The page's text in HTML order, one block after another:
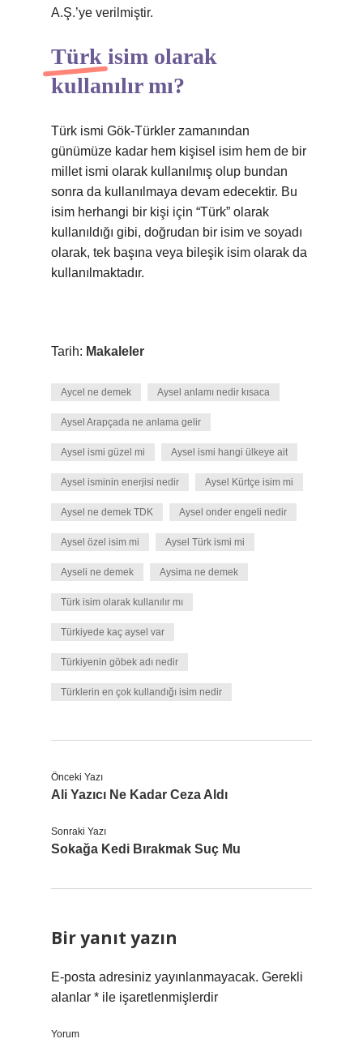
A.Ş.’ye verilmiştir.
Türk isim olarak
kullanılır mı?
Türk ismi Gök-Türkler zamanından
günümüze kadar hem kişisel isim hem de bir
millet ismi olarak kullanılmış olup bundan
sonra da kullanılmaya devam edecektir. Bu
isim herhangi bir kişi için “Türk” olarak
kullanıldığı gibi, doğrudan bir isim ve soyadı
olarak, tek başına veya bileşik isim olarak da
kullanılmaktadır.
Tarih: Makaleler
Aycel ne demek Aysel anlamı nedir kısaca
Aysel Arapçada ne anlama gelir
Aysel ismi güzel mi Aysel ismi hangi ülkeye ait
Aysel isminin enerjisi nedir Aysel Kürtçe isim mi
Aysel ne demek TDK Aysel onder engeli nedir
Aysel özel isim mi Aysel Türk ismi mi
Ayseli ne demek Aysima ne demek
Türk isim olarak kullanılır mı
Türkiyede kaç aysel var
Türkiyenin göbek adı nedir
Türklerin en çok kullandığı isim nedir
Önceki Yazı
Ali Yazıcı Ne Kadar Ceza Aldı
Sonraki Yazı
Sokağa Kedi Bırakmak Suç Mu
Bir yanıt yazın
E-posta adresiniz yayınlanmayacak. Gerekli
alanlar * ile işaretlenmişlerdir
Yorum